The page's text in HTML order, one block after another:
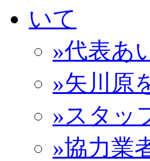
»代表あ
»矢川原
»スタッ
»協力業